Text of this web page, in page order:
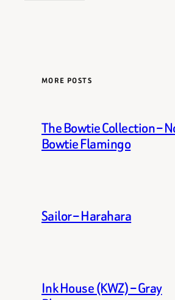
MORE POSTS
The Bowtie Collection –
Bowtie Flamingo
Sailor – Harahara
Ink House (KWZ) – Gray